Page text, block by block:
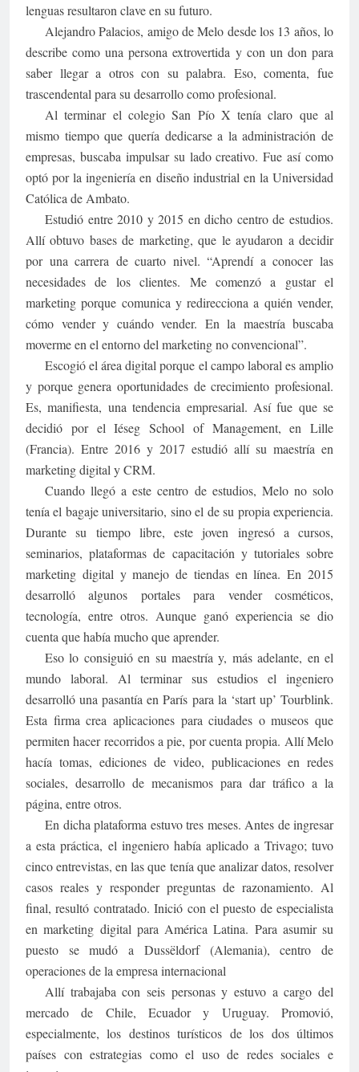
lenguas resultaron clave en su futuro.
Alejandro Palacios, amigo de Melo desde los 13 años, lo
describe como una persona extrovertida y con un don para
saber llegar a otros con su palabra. Eso, comenta, fue
trascendental para su desarrollo como profesional.
Al terminar el colegio San Pío X tenía claro que al
mismo tiempo que quería dedicarse a la administración de
empresas, buscaba impulsar su lado creativo. Fue así como
optó por la ingeniería en diseño industrial en la Universidad
Católica de Ambato.
Estudió entre 2010 y 2015 en dicho centro de estudios.
Allí obtuvo bases de marketing, que le ayudaron a decidir
por una carrera de cuarto nivel. “Aprendí a conocer las
necesidades de los clientes. Me comenzó a gustar el
marketing porque comunica y redirecciona a quién vender,
cómo vender y cuándo vender. En la maestría buscaba
moverme en el entorno del marketing no convencional”.
Escogió el área digital porque el campo laboral es amplio
y porque genera oportunidades de crecimiento profesional.
Es, manifiesta, una tendencia empresarial. Así fue que se
decidió por el Iéseg School of Management, en Lille
(Francia). Entre 2016 y 2017 estudió allí su maestría en
marketing digital y CRM.
Cuando llegó a este centro de estudios, Melo no solo
tenía el bagaje universitario, sino el de su propia experiencia.
Durante su tiempo libre, este joven ingresó a cursos,
seminarios, plataformas de capacitación y tutoriales sobre
marketing digital y manejo de tiendas en línea. En 2015
desarrolló algunos portales para vender cosméticos,
tecnología, entre otros. Aunque ganó experiencia se dio
cuenta que había mucho que aprender.
Eso lo consiguió en su maestría y, más adelante, en el
mundo laboral. Al terminar sus estudios el ingeniero
desarrolló una pasantía en París para la ‘start up’ Tourblink.
Esta firma crea aplicaciones para ciudades o museos que
permiten hacer recorridos a pie, por cuenta propia. Allí Melo
hacía tomas, ediciones de video, publicaciones en redes
sociales, desarrollo de mecanismos para dar tráfico a la
página, entre otros.
En dicha plataforma estuvo tres meses. Antes de ingresar
a esta práctica, el ingeniero había aplicado a Trivago; tuvo
cinco entrevistas, en las que tenía que analizar datos, resolver
casos reales y responder preguntas de razonamiento. Al
final, resultó contratado. Inició con el puesto de especialista
en marketing digital para América Latina. Para asumir su
puesto se mudó a Dussëldorf (Alemania), centro de
operaciones de la empresa internacional
Allí trabajaba con seis personas y estuvo a cargo del
mercado de Chile, Ecuador y Uruguay. Promovió,
especialmente, los destinos turísticos de los dos últimos
países con estrategias como el uso de redes sociales e